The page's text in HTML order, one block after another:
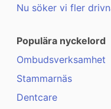
Nu söker vi fler
Populära nyckelord
Ombudsverksamhet
Stammarnäs
Dentcare